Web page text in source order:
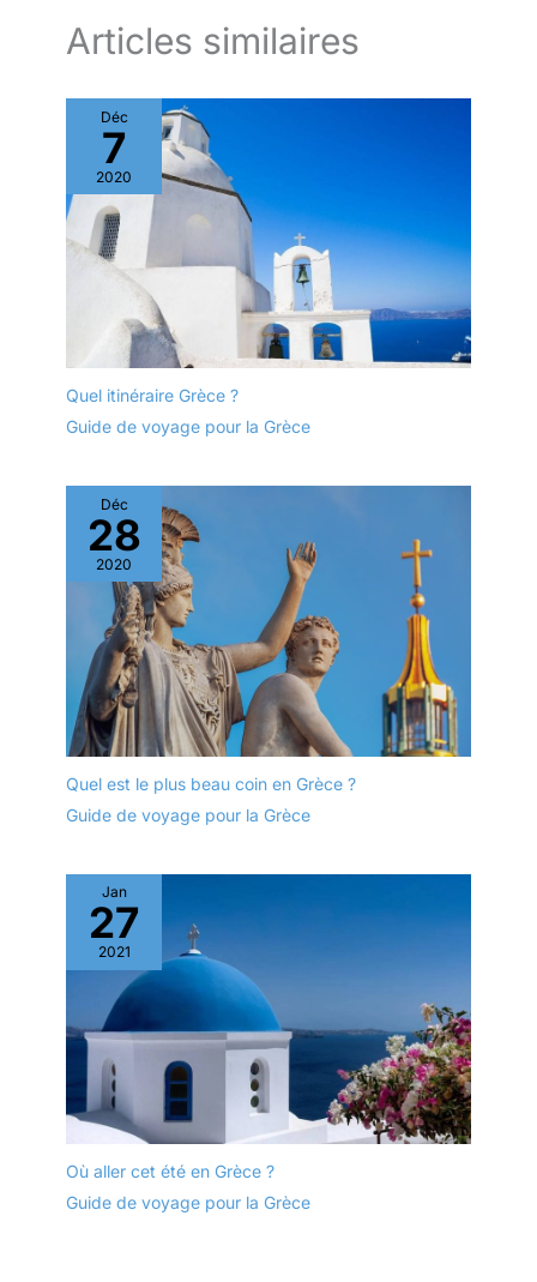
Articles similaires
Déc
7
2020
Quel itinéraire Grèce ?
Guide de voyage pour la Grèce
Déc
28
2020
Quel est le plus beau coin en Grèce ?
Guide de voyage pour la Grèce
Jan
27
2021
Où aller cet été en Grèce ?
Guide de voyage pour la Grèce